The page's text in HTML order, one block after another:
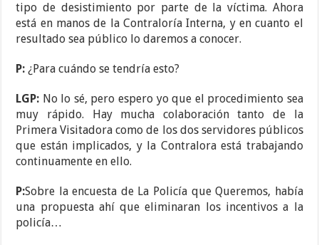
tipo de desistimiento por parte de la víctima. Ahora
está en manos de la Contraloría Interna, y en cuanto el
resultado sea público lo daremos a conocer.
P:¿Para cuándo se tendría esto?
LGP: No lo sé, pero espero yo que el procedimiento sea
muy rápido. Hay mucha colaboración tanto de la
Primera Visitadora como de los dos servidores públicos
que están implicados, y la Contralora está trabajando
continuamente en ello.
P:Sobre la encuesta de La Policía que Queremos, había
una propuesta ahí que eliminaran los incentivos a la
policía…